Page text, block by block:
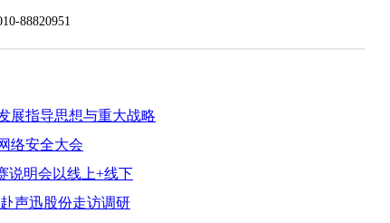
88820951
展指导思想与重大战略
络安全大会
说明会以线上+线下
声迅股份走访调研